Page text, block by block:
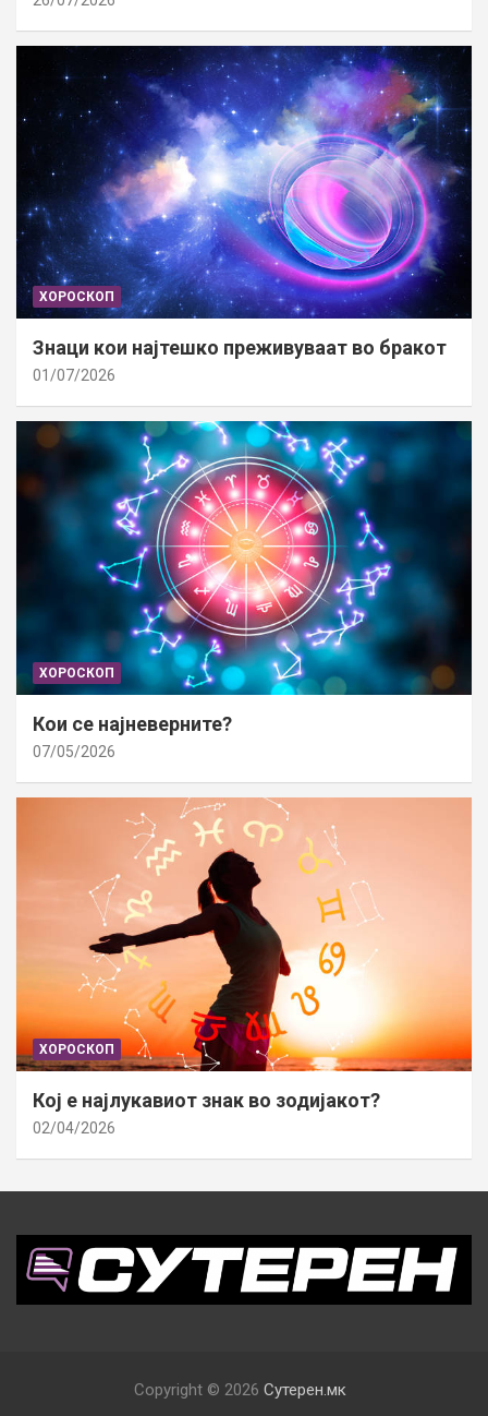
ХОРОСКОП
Знаци кои најтешко преживуваат во бракот
01/07/2026
ХОРОСКОП
Кои се најневерните?
07/05/2026
ХОРОСКОП
Кој е најлукавиот знак во зодијакот?
02/04/2026
Copyright © 2026 Сутерен.мк